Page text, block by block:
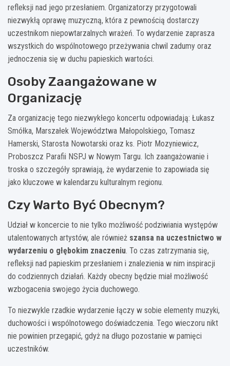
refleksji nad jego przesłaniem. Organizatorzy przygotowali
niezwykłą oprawę muzyczną, która z pewnością dostarczy
uczestnikom niepowtarzalnych wrażeń. To wydarzenie zaprasza
wszystkich do wspólnotowego przeżywania chwil zadumy oraz
jednoczenia się w duchu papieskich wartości.
Osoby Zaangażowane w
Organizację
Za organizację tego niezwykłego koncertu odpowiadają: Łukasz
Smółka, Marszałek Województwa Małopolskiego, Tomasz
Hamerski, Starosta Nowotarski oraz ks. Piotr Mozyniewicz,
Proboszcz Parafii NSPJ w Nowym Targu. Ich zaangażowanie i
troska o szczegóły sprawiają, że wydarzenie to zapowiada się
jako kluczowe w kalendarzu kulturalnym regionu.
Czy Warto Być Obecnym?
Udział w koncercie to nie tylko możliwość podziwiania występów
utalentowanych artystów, ale również szansa na uczestnictwo w
wydarzeniu o głębokim znaczeniu. To czas zatrzymania się,
refleksji nad papieskim przesłaniem i znalezienia w nim inspiracji
do codziennych działań. Każdy obecny będzie miał możliwość
wzbogacenia swojego życia duchowego.
To niezwykle rzadkie wydarzenie łączy w sobie elementy muzyki,
duchowości i wspólnotowego doświadczenia. Tego wieczoru nikt
nie powinien przegapić, gdyż na długo pozostanie w pamięci
uczestników.